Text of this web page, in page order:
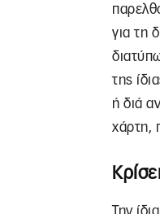
για τη
της
ή διά
χάρτη,
Την